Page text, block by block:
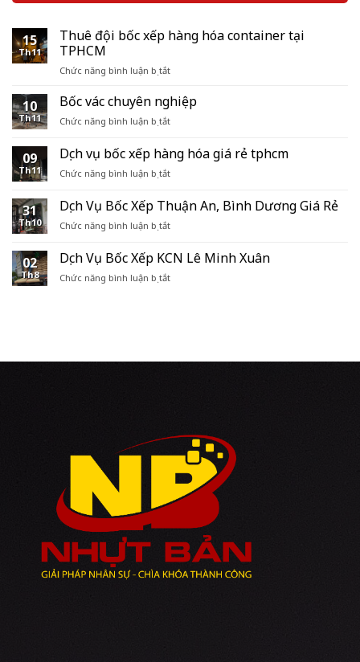
15
Th11
Thuê đội bốc xếp hàng hóa container tại
TPHCM
Chức năng bình luận bị tắtở
đội
bốc
xếp
hóa
container
tại
10
Th11
Bốc vác chuyên nghiệp
Chức năng bình luận bị tắtở
chuyên
nghiệp
09
Th11
Dịch vụ bốc xếp hàng hóa giá rẻ tphcm
Chức năng bình luận bị tắtở
bốc
xếp
hóa
rẻ
31
Th10
Dịch Vụ Bốc Xếp Thuận An, Bình Dương Giá Rẻ
Chức năng bình luận bị tắtở
Vụ
Bốc
Xếp
Rẻ
02
Th8
Dịch Vụ Bốc Xếp KCN Lê Minh Xuân
Chức năng bình luận bị tắtở